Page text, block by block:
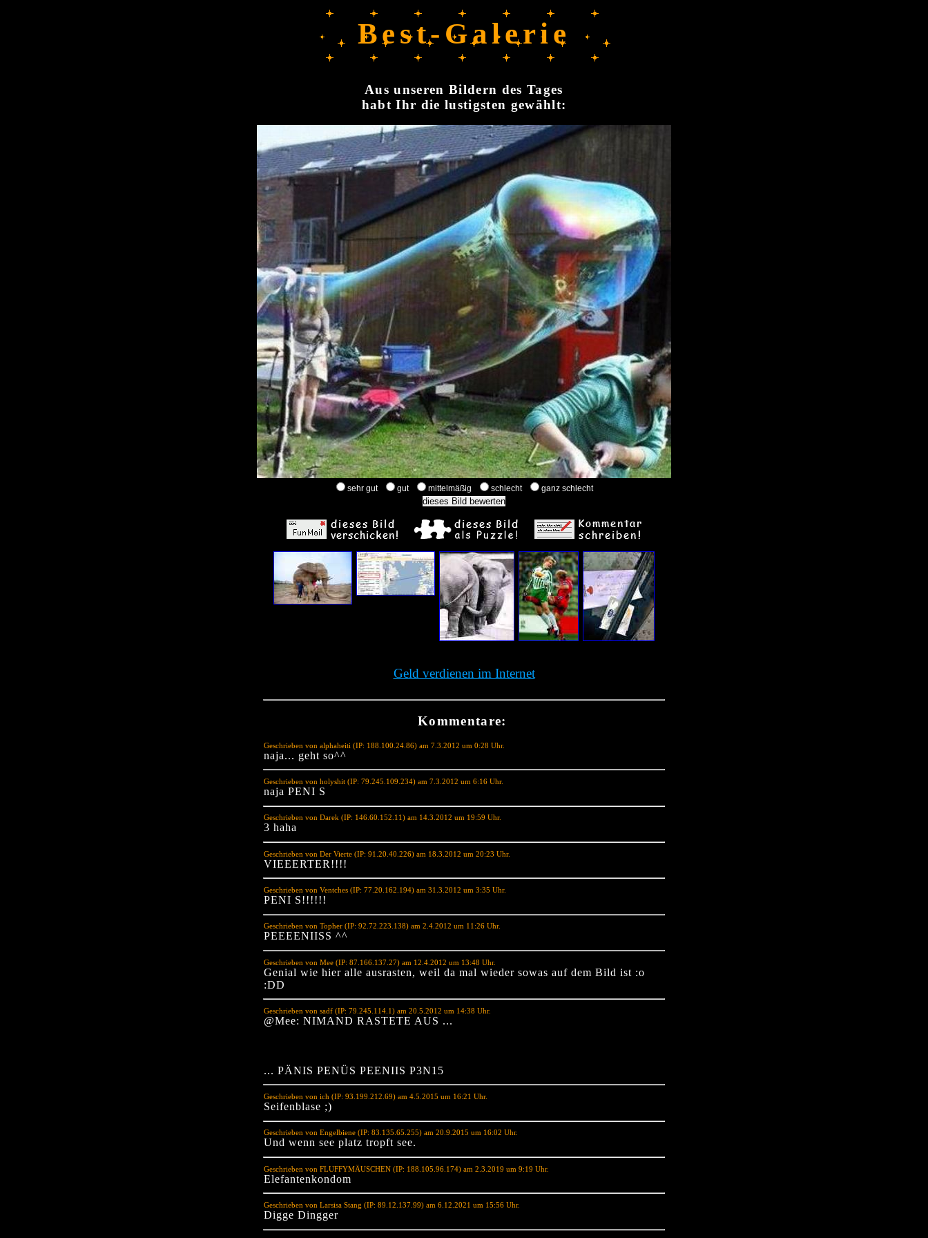
Best-Galerie
Aus unseren Bildern des Tages
habt Ihr die lustigsten gewählt:
sehr gut gut mittelmäßig schlecht ganz schlecht
Geld verdienen im Internet
Kommentare:
Geschrieben von alphaheiti (IP: 188.100.24.86) am 7.3.2012 um 0:28 Uhr.
naja... geht so^^
Geschrieben von holyshit (IP: 79.245.109.234) am 7.3.2012 um 6:16 Uhr.
naja PENI S
Geschrieben von Darek (IP: 146.60.152.11) am 14.3.2012 um 19:59 Uhr.
3 haha
Geschrieben von Der Vierte (IP: 91.20.40.226) am 18.3.2012 um 20:23 Uhr.
VIEEERTER!!!!
Geschrieben von Ventches (IP: 77.20.162.194) am 31.3.2012 um 3:35 Uhr.
PENI S!!!!!!
Geschrieben von Topher (IP: 92.72.223.138) am 2.4.2012 um 11:26 Uhr.
PEEEENIISS ^^
Geschrieben von Mee (IP: 87.166.137.27) am 12.4.2012 um 13:48 Uhr.
Genial wie hier alle ausrasten, weil da mal wieder sowas auf dem Bild ist :o
:DD
Geschrieben von sadf (IP: 79.245.114.1) am 20.5.2012 um 14:38 Uhr.
@Mee: NIMAND RASTETE AUS ...
... PÄNIS PENÜS PEENIIS P3N15
Geschrieben von ich (IP: 93.199.212.69) am 4.5.2015 um 16:21 Uhr.
Seifenblase ;)
Geschrieben von Engelbiene (IP: 83.135.65.255) am 20.9.2015 um 16:02 Uhr.
Und wenn see platz tropft see.
Geschrieben von FLUFFYMÄUSCHEN (IP: 188.105.96.174) am 2.3.2019 um 9:19 Uhr.
Elefantenkondom
Geschrieben von Larsisa Stang (IP: 89.12.137.99) am 6.12.2021 um 15:56 Uhr.
Digge Dingger